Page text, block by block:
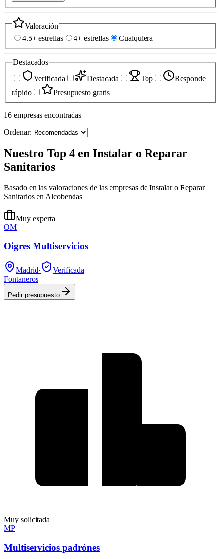
Valoración
4.5+ estrellas
4+ estrellas Cualquiera
Destacados
Verificada
Destacada Top
Responde
rápido
Presupuesto gratis
16 empresas encontradas
Ordenar:
Nuestro Top 4 en Instalar o Reparar
Sanitarios
Basado en las valoraciones de las empresas de Instalar o Reparar
Sanitarios en Alcobendas
Muy experta
OM
Oigres Multiservicios
Madrid·
Verificada
Fontaneros
Pedir presupuesto
Muy solicitada
MP
Multiservicios padrónes